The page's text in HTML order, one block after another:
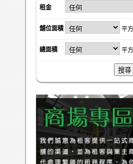
租金
舖位面積 平
總面積 平
搜尋